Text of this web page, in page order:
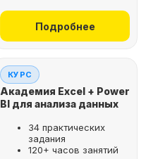
Подробнее
КУРС
Академия Excel + Power
BI для анализа данных
34 практических
задания
120+ часов занятий